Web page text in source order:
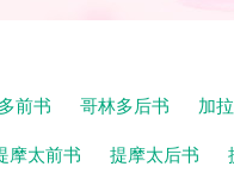
前书 哥林多后书
加
摩太前书 提摩太后书